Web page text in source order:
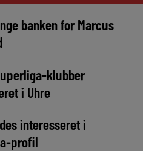
banken for Marcus
klubber
i Uhre
interesseret i
profil